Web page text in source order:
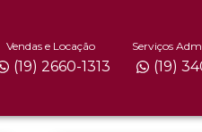
Vendas e Locação
(19) 2660-1313
Serviços
(19)